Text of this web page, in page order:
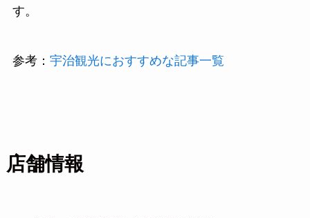
す。
参考： 宇治観光におすすめな記事一覧
店舗情報